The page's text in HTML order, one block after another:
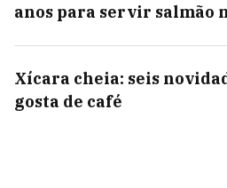
anos para servir salmão
Xícara cheia: seis
gosta de café